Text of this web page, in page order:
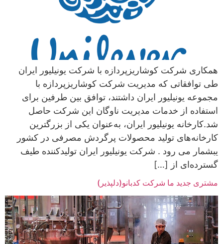
همکاری شرکت کوشاریزپردازه با شرکت یونیلیور ایران
طی توافقاتی که مدیریت شرکت کوشاریزپردازه با
مجموعه یونیلیور ایران داشتند، توافق بین طرفین برای
استفاده از خدمات مدیریت ناوگان این شرکت حاصل
شد.کارخانه یونیلیور ایران، به‌عنوان یکی از بزرگترین
کارخانه‌های تولید محصولات پرگردش مصرفی در کشور
یبشمار می رود . شرکت یونیلیور ایران تولیدکننده طیف
گسترده‌ای از […]
مشتری جدید ما شرکت کدبانو(دلپذیر)